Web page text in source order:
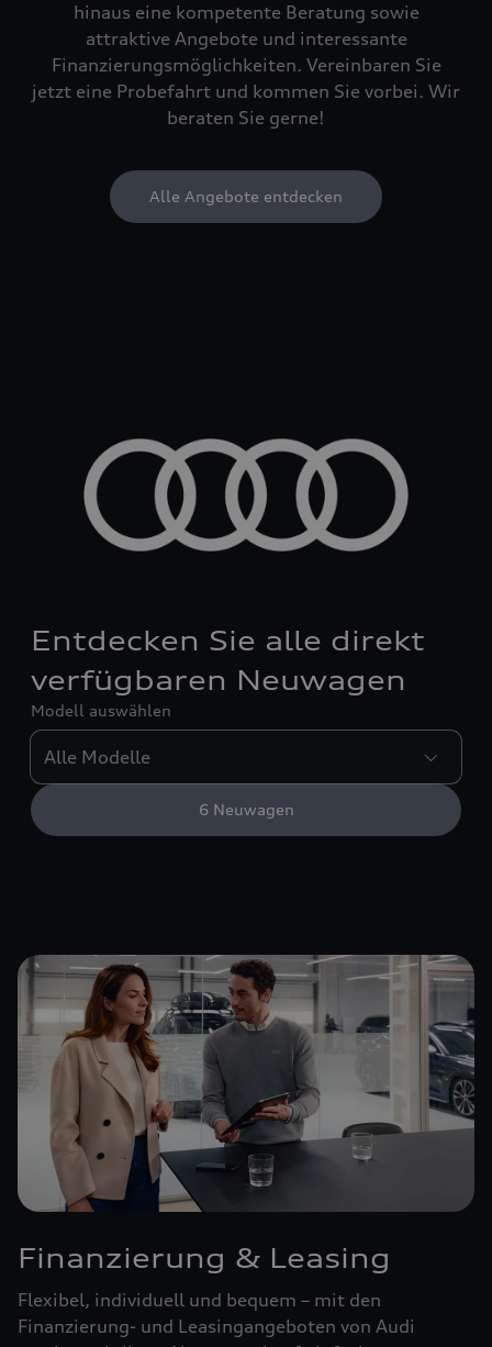
hinaus eine kompetente Beratung sowie
attraktive Angebote und interessante
Finanzierungsmöglichkeiten. Vereinbaren Sie
jetzt eine Probefahrt und kommen Sie vorbei. Wir
beraten Sie gerne!
Alle Angebote entdecken
Entdecken Sie alle direkt
verfügbaren Neuwagen
Modell auswählen
6 Neuwagen
Finanzierung & Leasing
Flexibel, individuell und bequem – mit den
Finanzierung- und Leasingangeboten von Audi